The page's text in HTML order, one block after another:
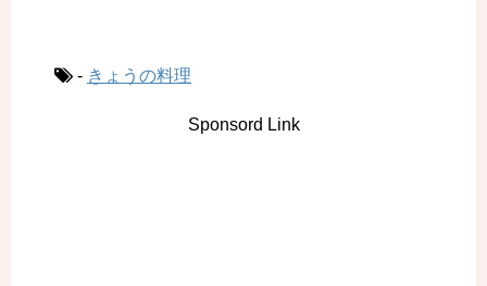
- きょうの料理
Sponsord Link